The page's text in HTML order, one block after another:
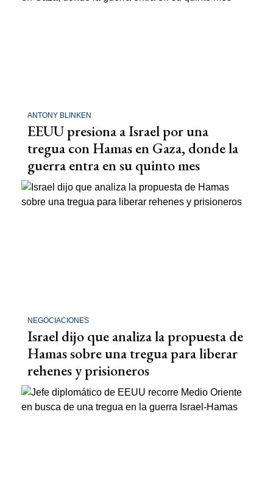
ANTONY BLINKEN
EEUU presiona a Israel por una
tregua con Hamas en Gaza, donde la
guerra entra en su quinto mes
NEGOCIACIONES
Israel dijo que analiza la propuesta de
Hamas sobre una tregua para liberar
rehenes y prisioneros